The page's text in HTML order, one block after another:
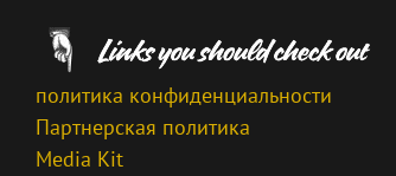
политика конфиденциальности
Партнерская политика
Media Kit